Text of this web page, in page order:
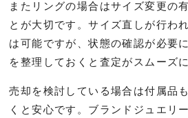
またリングの場合はサイズ変更の
とが大切です。サイズ直しが行わ
は可能ですが、状態の確認が必要
を整理しておくと査定がスムーズ
売却を検討している場合は付属品
くと安心です。ブランドジュエリ